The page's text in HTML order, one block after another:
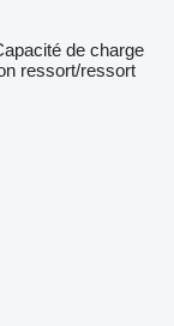
de charge
ressort/ressort